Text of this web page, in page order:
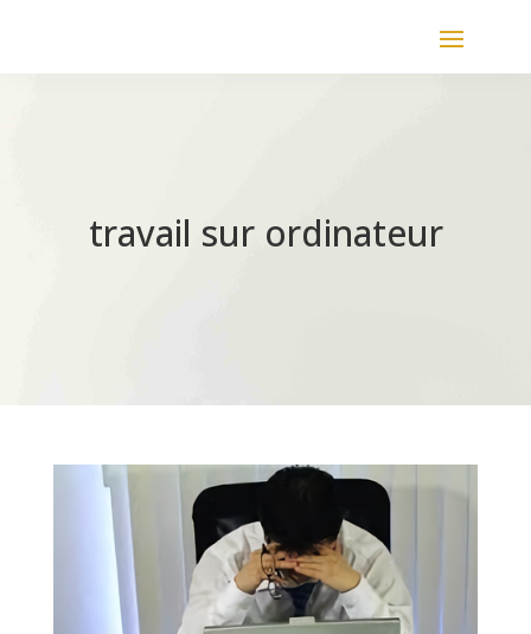
travail sur ordinateur